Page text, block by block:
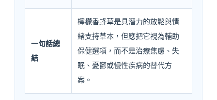
一句話總
結
檸檬香蜂草是具潛力的放鬆與情
緒支持草本，但應把它視為輔助
保健選項，而不是治療焦慮、失
眠、憂鬱或慢性疾病的替代方
案。